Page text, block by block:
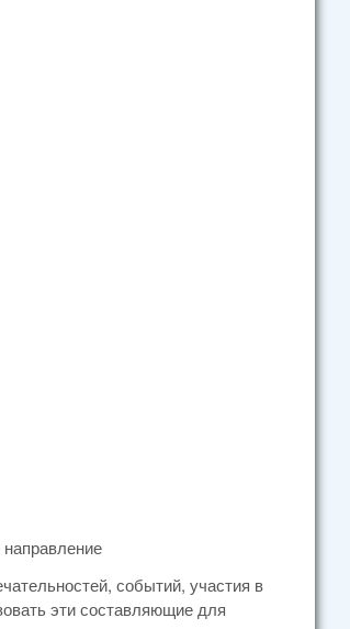
направление
событий, участия в
эти составляющие для